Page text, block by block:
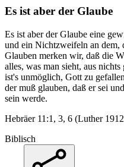
Es ist aber der Glaube
Es ist aber der Glaube eine
und ein Nichtzweifeln an dem,
Glauben merken wir, daß die
alles, was man sieht, aus
ist's unmöglich, Gott zu
der muß glauben, daß er sei
sein werde.
Hebräer 11:1, 3, 6 (Luther
Biblisch